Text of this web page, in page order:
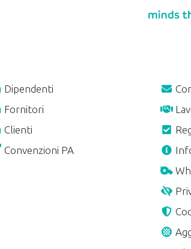
Dipendenti
Fornitori
Clienti
Convenzioni PA